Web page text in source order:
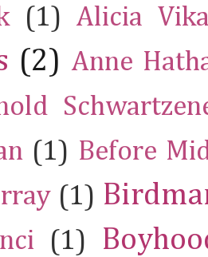
(1) Alicia
(2) Anne
(1) Before
(1)
(1)